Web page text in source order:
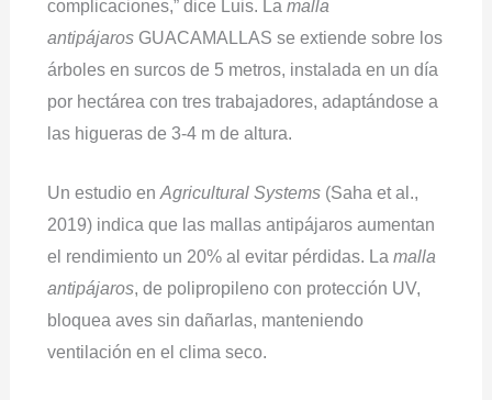
complicaciones,” dice Luis. La malla
antipájarosGUACAMALLAS se extiende sobre los
árboles en surcos de 5 metros, instalada en un día
por hectárea con tres trabajadores, adaptándose a
las higueras de 3-4 m de altura.
Un estudio enAgricultural Systems(Saha et al.,
2019) indica que las mallas antipájaros aumentan
el rendimiento un 20% al evitar pérdidas. La malla
antipájaros, de polipropileno con protección UV,
bloquea aves sin dañarlas, manteniendo
ventilación en el clima seco.